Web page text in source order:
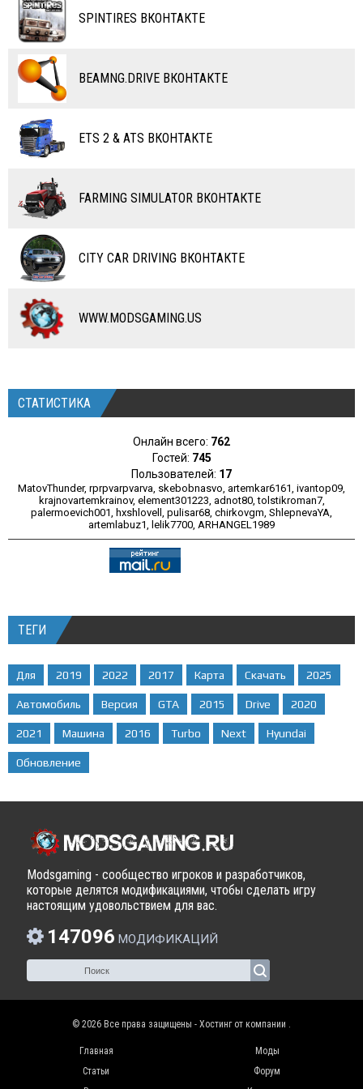
ТАНКИ
ПОЕЗДА
ВОДНЫЙ ТРАНСПОРТ
САМОЛЕТЫ
RC ТРАНСПОРТ
КАРТЫ
ЧИТЫ
ПРОГРАММЫ
РАЗНОЕ
КАРТЫ SPINTIRES ВКОНТАКТЕ
BEAMNG.DRIVE ВКОНТАКТЕ
ETS 2 & ATS ВКОНТАКТЕ
FARMING SIMULATOR ВКОНТАКТЕ
CITY CAR DRIVING ВКОНТАКТЕ
WWW.MODSGAMING.US
СТАТИСТИКА
Онлайн всего: 762
Гостей: 745
Пользователей: 17
MatovThunder, rprpvarpvarva, skebobnasvo, artemkar6161, ivantop09,
krajnovartemkrainov, element301223, adnot80,tolstikroman7,
palermoevich001, hxshlovell , pulisar68, chirkovgm, ShlepnevaYA,
artemlabuz1, lelik7700, ARHANGEL1989
ТЕГИ
Для 2019 2022 2017 Карта Скачать 2025
Автомобиль Версия GTA 2015 Drive 2020
2021 Машина 2016 Turbo Next Hyundai
Обновление
Modsgaming - сообщество игроков и разработчиков,
которые делятся модификациями, чтобы сделать игру
настоящим удовольствием для вас.
147096 МОДИФИКАЦИЙ
© 2026 Все права защищены - Хостинг от компании .
Главная
Моды
Статьи
Форум